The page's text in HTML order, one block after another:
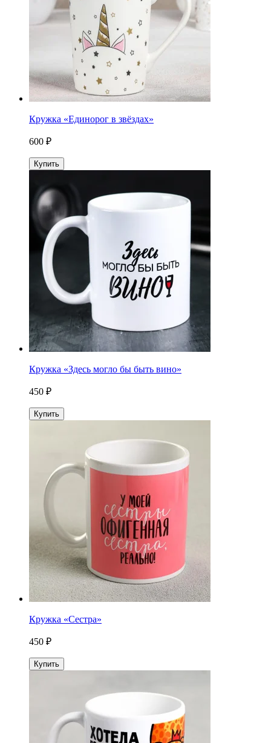
Кружка «Единорог в звёздах»
600 ₽
Купить
Кружка «Здесь могло бы быть вино»
450 ₽
Купить
Кружка «Сестра»
450 ₽
Купить